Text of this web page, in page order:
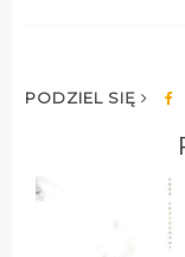
PODZIEL SIĘ